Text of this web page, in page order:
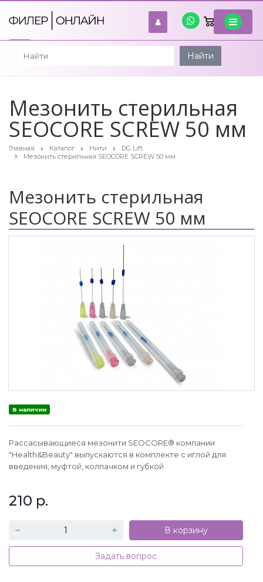
войти
Найти
Мезонить стерильная
SEOCORE SCREW 50 мм
Главная Каталог Нити
DG Lift
Мезонить стерильная SEOCORE SCREW 50 мм
Мезонить стерильная
SEOCORE SCREW 50 мм
В наличии
Рассасывающиеся мезонити SEOCORE® компании
"Health&Beauty" выпускаются в комплекте с иглой для
введения, муфтой, колпачком и губкой.
210 р.
В корзину
Задать вопрос